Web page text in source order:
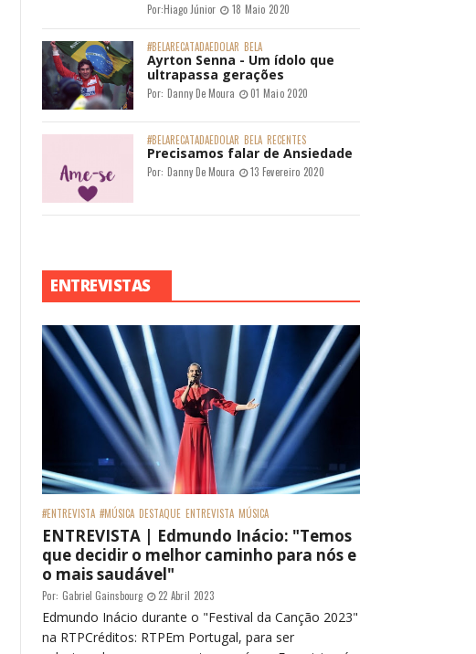
Por:Hiago Júnior 18 Maio 2020
#BELARECATADAEDOLAR BELA
Ayrton Senna - Um ídolo que
ultrapassa gerações
Por: Danny De Moura 01 Maio 2020
#BELARECATADAEDOLAR BELA RECENTES
Precisamos falar de Ansiedade
Por: Danny De Moura 13 Fevereiro 2020
ENTREVISTAS
#ENTREVISTA #MÚSICA DESTAQUE ENTREVISTA MÚSICA
ENTREVISTA | Edmundo Inácio: "Temos
que decidir o melhor caminho para nós e
o mais saudável"
Por: Gabriel Gainsbourg 22 Abril 2023
Edmundo Inácio durante o "Festival da Canção 2023"
na RTPCréditos: RTPEm Portugal, para ser